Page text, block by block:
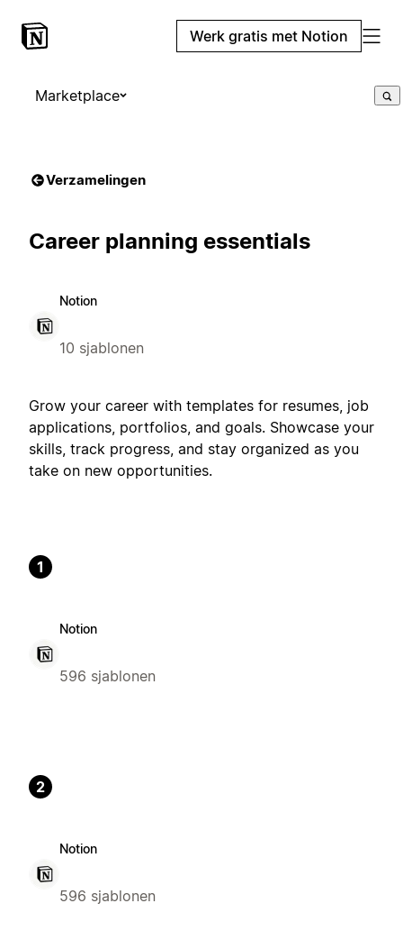
Werk gratis met Notion
Marketplace
Verzamelingen
Career planning essentials
Notion
10 sjablonen
Grow your career with templates for resumes, job
applications, portfolios, and goals. Showcase your
skills, track progress, and stay organized as you
take on new opportunities.
1
Notion
596 sjablonen
2
Notion
596 sjablonen